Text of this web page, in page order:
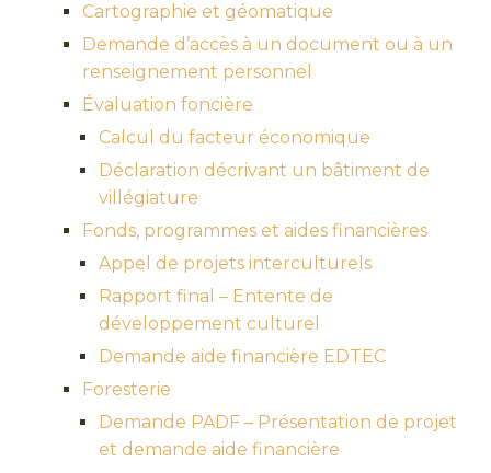
Cartographie et géomatique
Demande d’accès à un document ou à un
renseignement personnel
Évaluation foncière
Calcul du facteur économique
Déclaration décrivant un bâtiment de
villégiature
Fonds, programmes et aides financières
Appel de projets interculturels
Rapport final – Entente de
développement culturel
Demande aide financière EDTEC
Foresterie
Demande PADF – Présentation de projet
et demande aide financière